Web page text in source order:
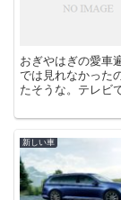
おぎやはぎの愛車
では見れなかった
たそうな。テレビ
新しい車